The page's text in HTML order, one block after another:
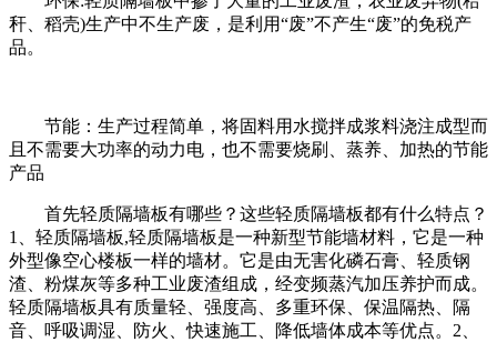
秆、稻壳)生产中不生产废，是利用“废”不产生“废”的免税产
品。
节能：生产过程简单，将固料用水搅拌成浆料浇注成型而
且不需要大功率的动力电，也不需要烧刷、蒸养、加热的节能
产品
首先轻质隔墙板有哪些？这些轻质隔墙板都有什么特点？
1、轻质隔墙板,轻质隔墙板是一种新型节能墙材料，它是一种
外型像空心楼板一样的墙材。它是由无害化磷石膏、轻质钢
渣、粉煤灰等多种工业废渣组成，经变频蒸汽加压养护而成。
轻质隔墙板具有质量轻、强度高、多重环保、保温隔热、隔
音、呼吸调湿、防火、快速施工、降低墙体成本等优点。2、